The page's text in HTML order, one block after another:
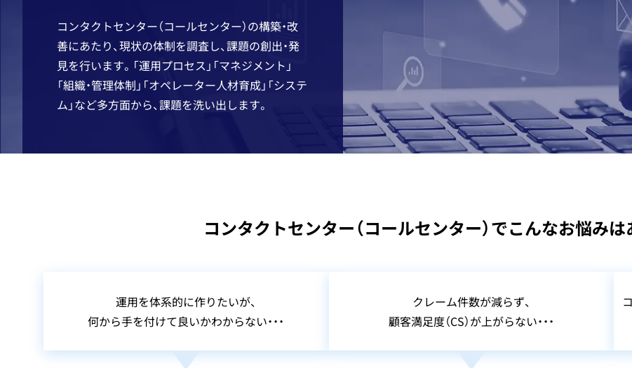
コンタクトセンター（コールセンター）の構築・改
善にあたり、現状の体制を調査し、課題の創出・発
見を行います。「運用プロセス」「マネジメント」
「組織・管理体制」「オペレーター人材育成」「システ
ム」など多方面から、課題を洗い出します。
コンタクトセンター（コールセンター）でこんなお悩みは
運用を体系的に作りたいが、
何から手を付けて良いかわからない・・・
クレーム件数が減らず、
顧客満足度（CS）が上がらない・・・